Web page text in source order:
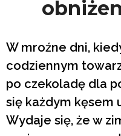
W mroźne dni,
codziennym
po czekoladę dla
się każdym kęsem
Wydaje się, że w